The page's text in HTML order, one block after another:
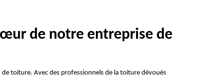
de notre entreprise de
toiture. Avec des professionnels de la toiture dévoués